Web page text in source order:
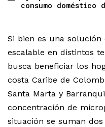
consumo doméstico
Si bien es una
escalable en distintos
busca beneficiar los
costa Caribe de
Santa Marta y
concentración de
situación se suman